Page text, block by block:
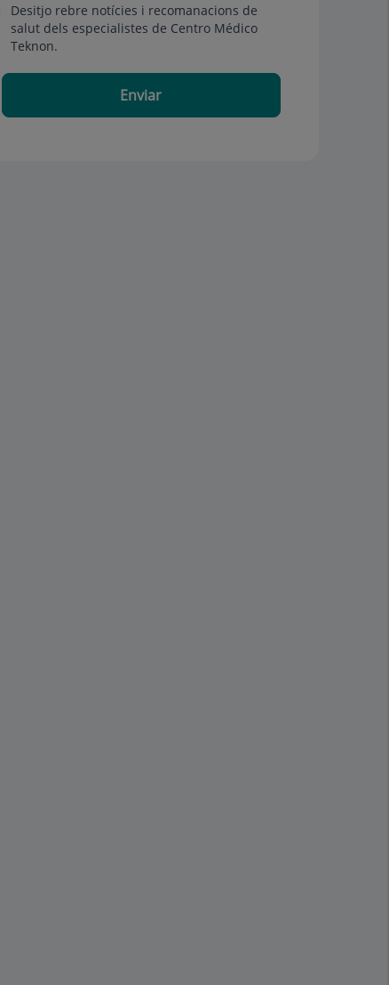
Desitjo rebre notícies i recomanacions de
salut dels especialistes de Centro Médico
Teknon.
Enviar